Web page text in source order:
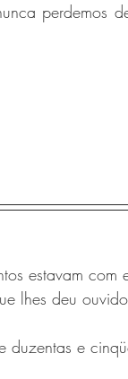
perdemos
estavam com
lhes deu
duzentas e